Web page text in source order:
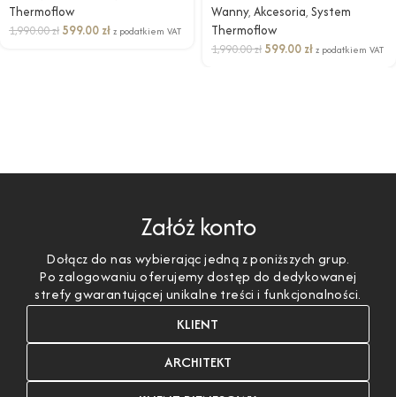
Thermoflow
1,990.00zł 599.00 złz podatkiem VAT
Wanny, Akcesoria, System
Thermoflow
1,990.00zł 599.00 złz podatkiem VAT
Załóż konto
Dołącz do nas wybierając jedną z poniższych grup.
Po zalogowaniu oferujemy dostęp do dedykowanej
strefy gwarantującej unikalne treści i funkcjonalności.
KLIENT
ARCHITEKT